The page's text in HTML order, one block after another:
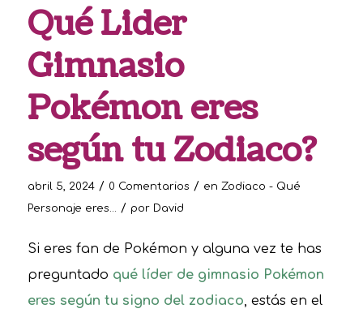
Qué Lider
Gimnasio
Pokémon eres
según tu Zodiaco?
abril 5, 2024 / 0 Comentarios / en Zodiaco - Qué
Personaje eres...
/ por David
Si eres fan de Pokémon y alguna vez te has
preguntado qué líder de gimnasio Pokémon
eres según tu signo del zodiaco, estás en el